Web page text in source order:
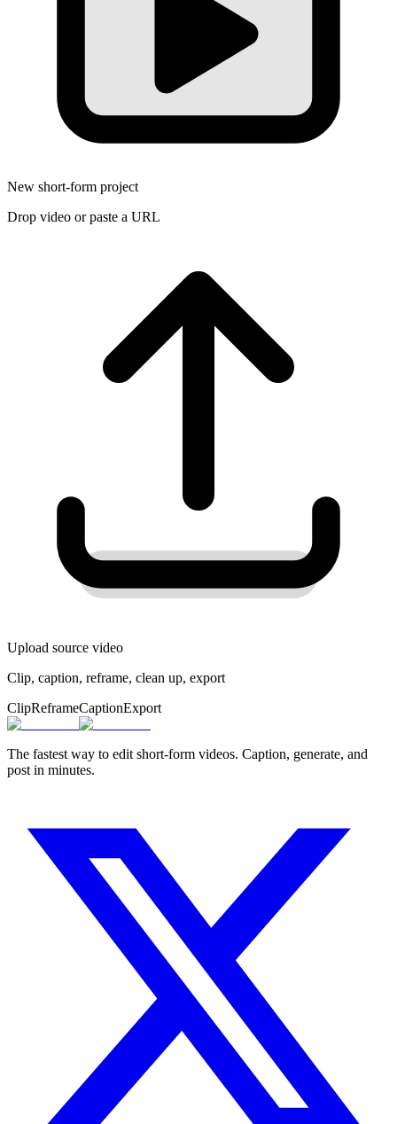
New short-form project
Drop video or paste a URL
Upload source video
Clip, caption, reframe, clean up, export
ClipReframeCaptionExport
The fastest way to edit short-form videos. Caption, generate, and
post in minutes.